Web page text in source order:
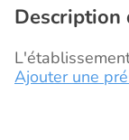
Description
Ajouter une